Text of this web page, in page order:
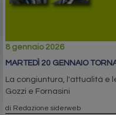
8 gennaio 2026
MARTEDÌ 20 GENNAIO
La congiuntura, l'attualità e
Gozzi e Fornasini
di Redazione siderweb